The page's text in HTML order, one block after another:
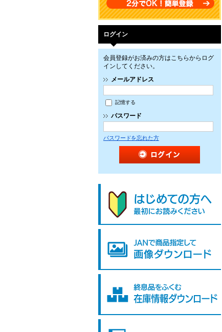
ログイン
会員登録がお済みの方はこちらからログ
インしてください。
メールアドレス
記憶する
パスワード
パスワードを忘れた方